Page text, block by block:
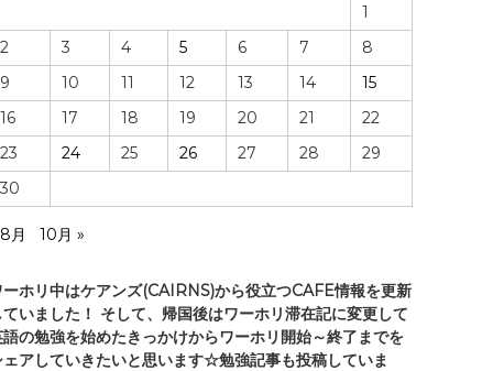
1
2
3 4 5 6 7
8
9
10 11 12 13 14
15
16
17 18 19 20 21
22
23
24 25 26 27 28
29
30
月 10月 »
ーホリ中はケアンズ(CAIRNS)から役立つCAFE情報を更新
ていました！ そして、帰国後はワーホリ滞在記に変更して
語の勉強を始めたきっかけからワーホリ開始～終了までを
ェアしていきたいと思います☆勉強記事も投稿していま